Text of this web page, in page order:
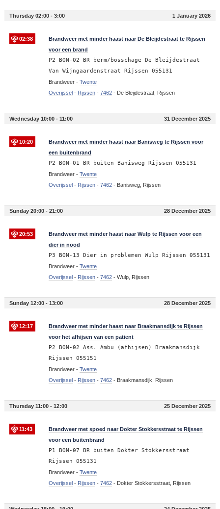
Thursday 02:00 - 3:00 1 January 2026
02:38
Brandweer met minder haast naar De Bleijdestraat te Rijssen
voor een brand
P2 BON-02 BR berm/bosschage De Bleijdestraat
Van Wijngaardenstraat Rijssen 055131
Brandweer - Twente
Overijssel- Rijssen- 7462- De Bleijdestraat, Rijssen
Wednesday 10:00 - 11:00 31 December 2025
10:20
Brandweer met minder haast naar Banisweg te Rijssen voor
een buitenbrand
P2 BON-01 BR buiten Banisweg Rijssen 055131
Brandweer - Twente
Overijssel- Rijssen- 7462- Banisweg, Rijssen
Sunday 20:00 - 21:00 28 December 2025
20:53
Brandweer met minder haast naar Wulp te Rijssen voor een
dier in nood
P3 BON-13 Dier in problemen Wulp Rijssen 055131
Brandweer - Twente
Overijssel- Rijssen- 7462- Wulp, Rijssen
Sunday 12:00 - 13:00 28 December 2025
12:17
Brandweer met minder haast naar Braakmansdijk te Rijssen
voor het afhijsen van een patient
P2 BON-02 Ass. Ambu (afhijsen) Braakmansdijk
Rijssen 055151
Brandweer - Twente
Overijssel- Rijssen- 7462- Braakmansdijk, Rijssen
Thursday 11:00 - 12:00 25 December 2025
11:43
Brandweer met spoed naar Dokter Stokkersstraat te Rijssen
voor een buitenbrand
P1 BON-07 BR buiten Dokter Stokkersstraat
Rijssen 055131
Brandweer - Twente
Overijssel- Rijssen- 7462- Dokter Stokkersstraat, Rijssen